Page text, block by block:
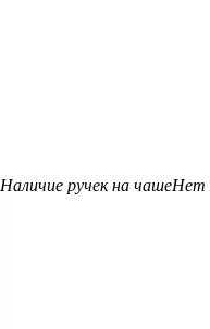
Наличие ручек на чашеНет